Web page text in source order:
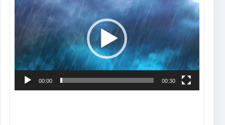
de
vídeo
00:00 00:30